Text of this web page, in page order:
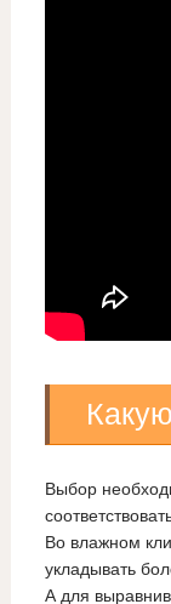
Выбор
Во влажном
укладывать
А для